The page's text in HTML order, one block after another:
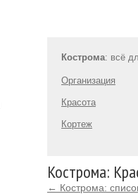
Кострома: всё
Организация
Красота
Кортеж
Кострома:
← Кострома: